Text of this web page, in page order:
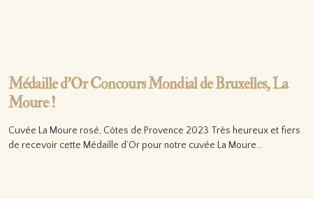
Médaille d’Or Concours Mondial de Bruxelles, La
Moure !
Cuvée La Moure rosé, Côtes de Provence 2023 Très heureux et fiers
de recevoir cette Médaille d’Or pour notre cuvée La Moure…